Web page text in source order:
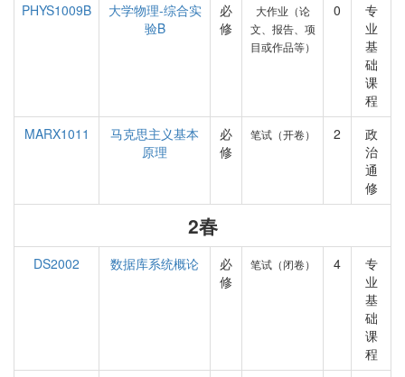
PHYS1009B
大学物理-综合实
验B
必
修
大作业（论
文、报告、项
目或作品等）
0
专
业
基
础
课
程
MARX1011
马克思主义基本
原理
必
修
笔试（开卷） 2
政
治
通
修
2春
DS2002 数据库系统概论
必
修
笔试（闭卷） 4
专
业
基
础
课
程